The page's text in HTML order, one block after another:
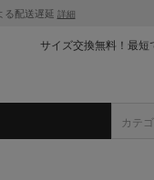
る配送遅延 詳細
サイズ交換無料！最短